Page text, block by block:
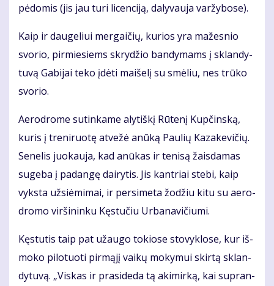
pė­do­mis (jis jau tu­ri li­cen­ci­ją, da­ly­vau­ja var­žy­bo­se).
Kaip ir dau­ge­liui mer­gai­čių, ku­rios yra ma­žes­nio
svo­rio, pir­mie­siems skry­džio ban­dy­mams į sklan­dy­
tu­vą Ga­bi­jai te­ko įdė­ti mai­še­lį su smė­liu, nes trū­ko
svo­rio.
Ae­ro­dro­me su­tin­ka­me aly­tiš­kį Rū­te­nį Kup­čins­ką,
ku­ris į tre­ni­ruo­tę at­ve­žė anū­ką Pau­lių Ka­za­ke­vi­čių.
Se­ne­lis juo­kau­ja, kad anū­kas ir te­ni­są žais­da­mas
su­ge­ba į pa­dan­gę dai­ry­tis. Jis kan­triai ste­bi, kaip
vyks­ta už­si­ė­mi­mai, ir per­si­me­ta žo­džiu ki­tu su ae­ro­
dro­mo vir­ši­nin­ku Kęs­tu­čiu Ur­ba­na­vi­čiu­mi.
Kęs­tu­tis taip pat už­au­go to­kio­se sto­vyk­lo­se, kur iš­
mo­ko pi­lo­tuo­ti pir­mą­jį vai­kų mo­ky­mui skir­tą sklan­
dy­tu­vą. „Vis­kas ir pra­si­de­da tą aki­mir­ką, kai su­pran­